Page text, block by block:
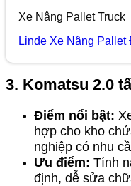
Xe Nâng Pallet Truck
Linde Xe Nâng
3. Komatsu 2.0
Điểm nổi bật:
hợp cho kho
nghiệp có nhu
Ưu điểm: Tính
định, dễ sửa